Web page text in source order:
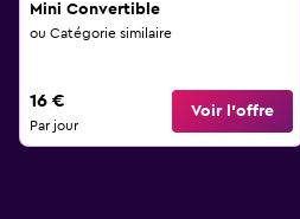
Mini Convertible
ou Catégorie similaire
16 €
Par jour
Voir l’offre